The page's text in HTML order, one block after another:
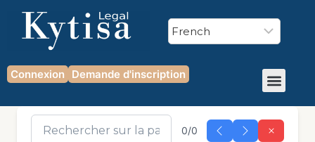
Connexion Demande d'inscription
0/0